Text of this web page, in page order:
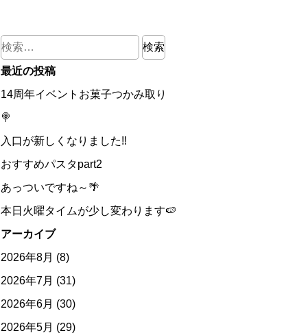
検
索:
最近の投稿
14周年イベントお菓子つかみ取り
🍭
入口が新しくなりました‼
おすすめパスタpart2
あっついですね～🌴
本日火曜タイムが少し変わります🍉
アーカイブ
2026年8月 (8)
2026年7月 (31)
2026年6月 (30)
2026年5月 (29)